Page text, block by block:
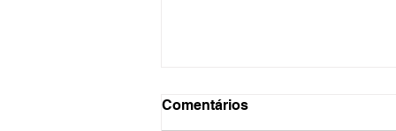
Comentários